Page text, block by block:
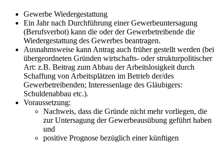
Gewerbe Wiedergestattung
Ein Jahr nach Durchführung einer Gewerbeuntersagung
(Berufsverbot) kann die oder der Gewerbetreibende die
Wiedergestattung des Gewerbes beantragen.
Ausnahmsweise kann Antrag auch früher gestellt werden (bei
übergeordneten Gründen wirtschafts- oder strukturpolitischer
Art: z.B. Beitrag zum Abbau der Arbeitslosigkeit durch
Schaffung von Arbeitsplätzen im Betrieb der/des
Gewerbetreibenden; Interessenlage des Gläubigers:
Schuldenabbau etc.).
Voraussetzung:
Nachweis, dass die Gründe nicht mehr vorliegen, die
zur Untersagung der Gewerbeausübung geführt haben
und
positive Prognose bezüglich einer künftigen